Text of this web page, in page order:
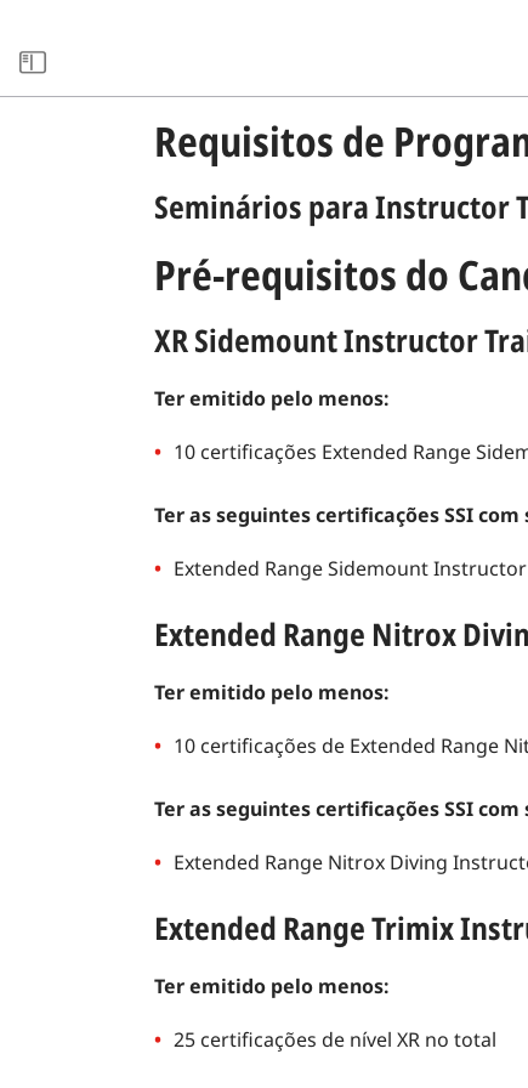
Requisitos de
Seminários para Instructor
Pré-requisitos do
XR Sidemount Instructor
Ter emitido pelo menos:
10 certificações Extended Range
Ter as seguintes certificações SSI
Extended Range Sidemount Instructor
Extended Range Nitrox
Ter emitido pelo menos:
10 certificações de Extended Range
Ter as seguintes certificações SSI
Extended Range Nitrox Diving
Extended Range Trimix
Ter emitido pelo menos:
25 certificações de nível XR no total